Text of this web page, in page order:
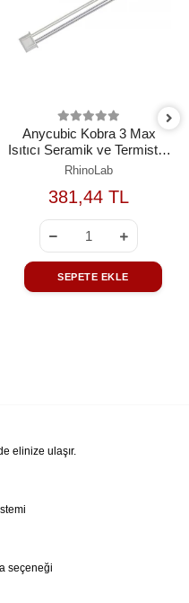
Anycubic Kobra 3 Max
Isıtıcı Seramik ve Termistör
Seti
RhinoLab
381,44 TL
SEPETE EKLE
elinize ulaşır.
seçeneği